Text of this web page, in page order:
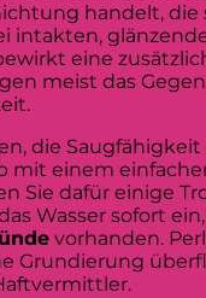
handelt, die
intakten,
eine
meist das
die Saugfähigkeit
mit einem
Sie dafür einige
Wasser sofort
vorhanden.
Grundierung